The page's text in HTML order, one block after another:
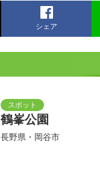
シェア
鶴峯公園
長野県・岡谷市